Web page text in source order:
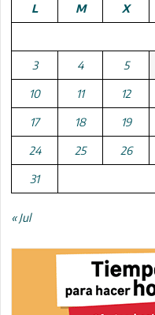
L
M X
3 4 5
10 11 12
17 18 19
24 25 26
31
« Jul